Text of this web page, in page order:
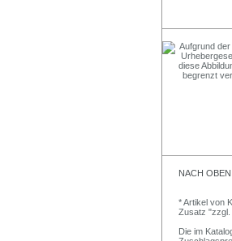
NACH OBEN
* Artikel von
Zusatz "zzgl.
Die im